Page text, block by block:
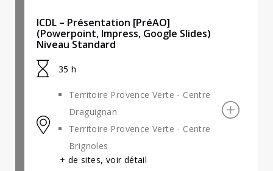
ICDL – Présentation [PréAO]
(Powerpoint, Impress, Google Slides)
Niveau Standard
35 h
Territoire Provence Verte - Centre
Draguignan
Territoire Provence Verte - Centre
Brignoles
+ de sites, voir détail